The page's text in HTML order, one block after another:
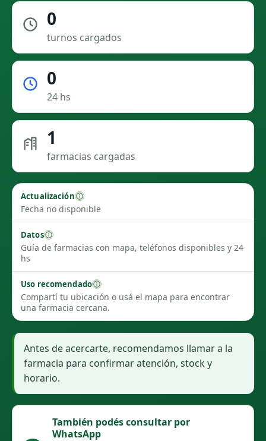
0
turnos cargados
0
24 hs
1
farmacias cargadas
Actualización
Fecha no disponible
Datos
Guía de farmacias con mapa, teléfonos disponibles y 24
hs
Uso recomendado
Compartí tu ubicación o usá el mapa para encontrar
una farmacia cercana.
Antes de acercarte, recomendamos llamar a la
farmacia para confirmar atención, stock y
horario.
También podés consultar por
WhatsApp